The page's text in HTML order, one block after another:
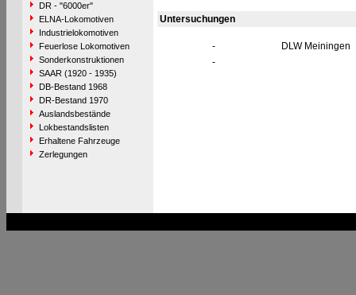
DR - "6000er"
ELNA-Lokomotiven
Industrielokomotiven
Feuerlose Lokomotiven
Sonderkonstruktionen
SAAR (1920 - 1935)
DB-Bestand 1968
DR-Bestand 1970
Auslandsbestände
Lokbestandslisten
Erhaltene Fahrzeuge
Zerlegungen
Untersuchungen
-
DLW Meiningen
-